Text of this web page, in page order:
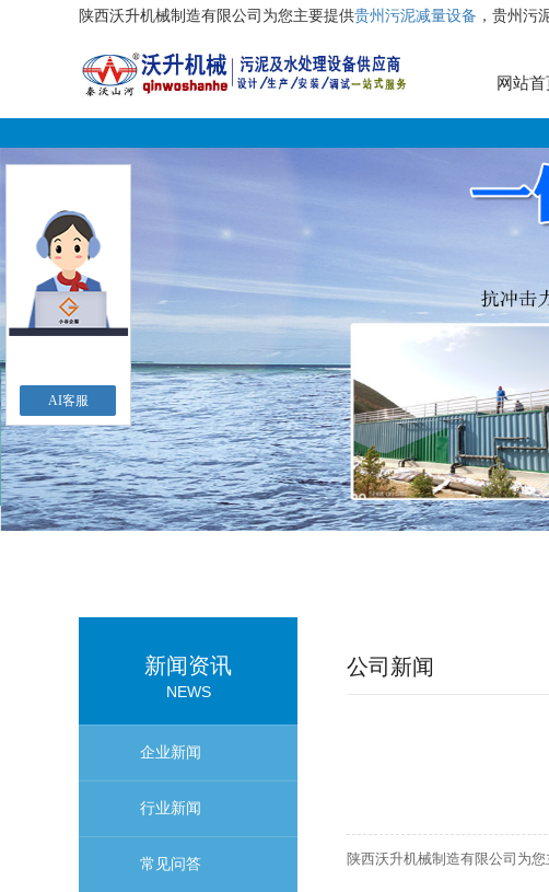
陕西沃升机械制造有限公司为您主要提供贵州污泥减量设备 ，贵州污
网站首
新闻资讯
NEWS
企业新闻
行业新闻
常见问答
公司新闻
陕西沃升机械制造有限公司为
AI客服